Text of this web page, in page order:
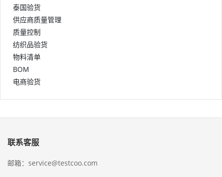
泰国验货
供应商质量管理
质量控制
纺织品验货
物料清单
BOM
电商验货
联系客服
邮箱：service@testcoo.com